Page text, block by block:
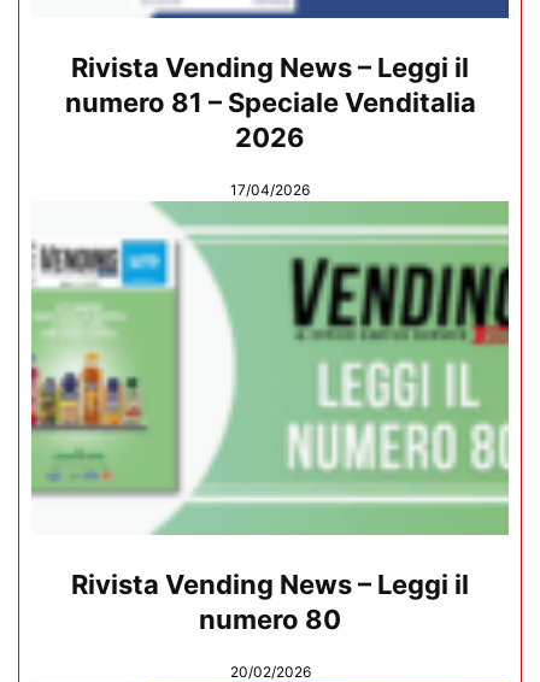
Rivista Vending News – Leggi il
numero 81 – Speciale Venditalia
2026
17/04/2026
Rivista Vending News – Leggi il
numero 80
20/02/2026